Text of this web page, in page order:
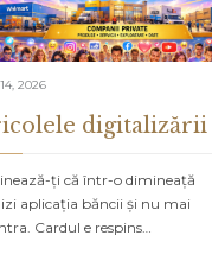
2026
digitalizării
ți că într-o dimineață
aplicația băncii și nu mai
Cardul e respins…